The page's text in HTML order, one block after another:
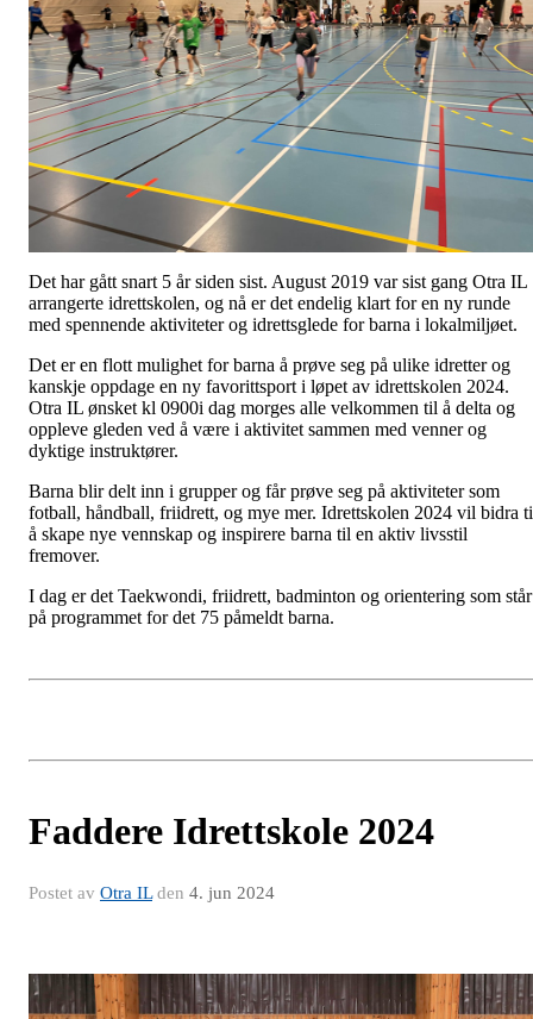
Det har gått snart 5 år siden sist. August 2019 var sist gang Otra IL
arrangerte idrettskolen, og nå er det endelig klart for en ny runde
med spennende aktiviteter og idrettsglede for barna i lokalmiljøet.
Det er en flott mulighet for barna å prøve seg på ulike idretter og
kanskje oppdage en ny favorittsport i løpet av idrettskolen 2024.
Otra IL ønsket kl 0900i dag morges alle velkommen til å delta og
oppleve gleden ved å være i aktivitet sammen med venner og
dyktige instruktører.
Barna blir delt inn i grupper og får prøve seg på aktiviteter som
fotball, håndball, friidrett, og mye mer. Idrettskolen 2024 vil bidra
å skape nye vennskap og inspirere barna til en aktiv livsstil
fremover.
I dag er det Taekwondi, friidrett, badminton og orientering som står
på programmet for det 75 påmeldt barna.
Faddere Idrettskole 2024
Postet av Otra ILden 4. jun 2024